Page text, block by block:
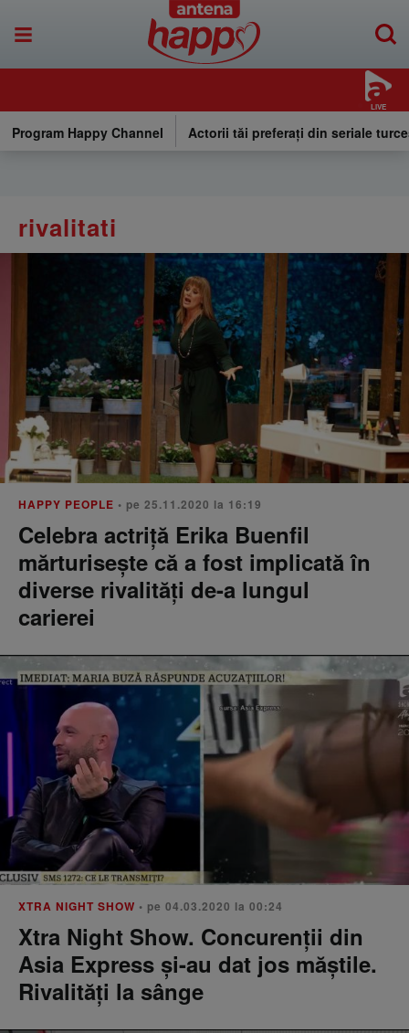
LIVE
Program Happy Channel Actorii tăi preferați din seriale
rivalitati
HAPPY PEOPLE • pe 25.11.2020 la 16:19
Celebra actriță Erika Buenfil
mărturisește că a fost implicată în
diverse rivalități de-a lungul
carierei
XTRA NIGHT SHOW • pe 04.03.2020 la 00:24
Xtra Night Show. Concurenții din
Asia Express și-au dat jos măștile.
Rivalități la sânge